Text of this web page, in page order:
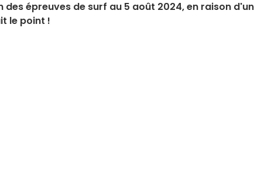
épreuves de surf au 5 août 2024, en raison
le point !